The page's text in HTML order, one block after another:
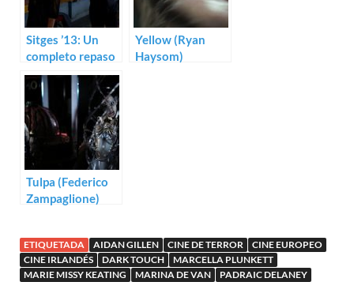
Sitges ’13: Un
completo repaso
a los primeros
títulos
Yellow (Ryan
Haysom)
Tulpa (Federico
Zampaglione)
ETIQUETADA AIDAN GILLEN CINE DE TERROR
CINE EUROPEO
CINE IRLANDÉS
DARK TOUCH
MARCELLA PLUNKETT
MARIE MISSY KEATING
MARINA DE VAN PADRAIC DELANEY